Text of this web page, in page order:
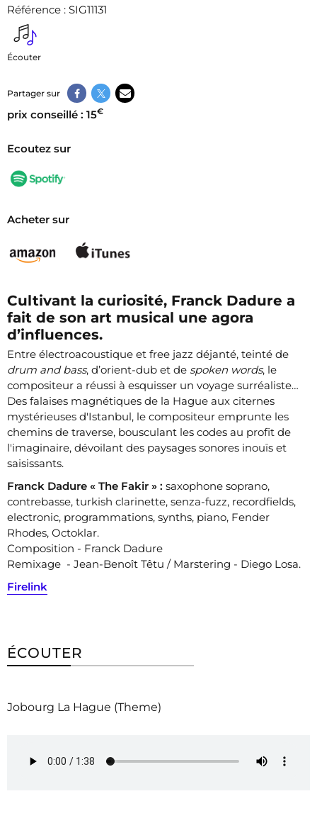
Référence : SIG11131
Écouter
Partager sur
prix conseillé : 15€
Ecoutez sur
Acheter sur
Cultivant la curiosité, Franck Dadure a
fait de son art musical une agora
d’influences.
Entre électroacoustique et free jazz déjanté, teinté de
drum and bass, d’orient-dub et de spoken words, le
compositeur a réussi à esquisser un voyage surréaliste…
Des falaises magnétiques de la Hague aux citernes
mystérieuses d'Istanbul, le compositeur emprunte les
chemins de traverse, bousculant les codes au profit de
l'imaginaire, dévoilant des paysages sonores inouïs et
saisissants.
Franck Dadure « The Fakir » : saxophone soprano,
contrebasse, turkish clarinette, senza-fuzz, recordfields,
electronic, programmations, synths, piano, Fender
Rhodes, Octoklar.
Composition - Franck Dadure
Remixage - Jean-Benoît Têtu / Marstering - Diego Losa.
Firelink
ÉCOUTER
Jobourg La Hague (Theme)